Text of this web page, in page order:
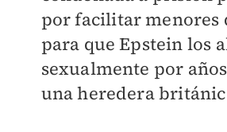
por facilitar menores
para que Epstein los
sexualmente por
una heredera